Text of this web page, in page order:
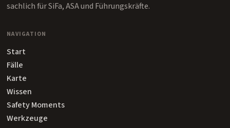
sachlich für SiFa, ASA und Führungskräfte.
NAVIGATION
Start
Fälle
Karte
Wissen
Safety Moments
Werkzeuge